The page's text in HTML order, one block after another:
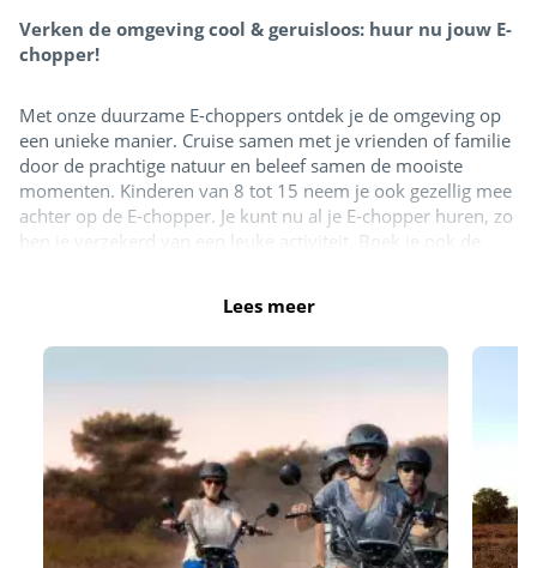
Verken de omgeving cool & geruisloos: huur nu jouw E-
chopper!
Met onze duurzame E-choppers ontdek je de omgeving op
een unieke manier. Cruise samen met je vrienden of familie
door de prachtige natuur en beleef samen de mooiste
momenten. Kinderen van 8 tot 15 neem je ook gezellig mee
achter op de E-chopper. Je kunt nu al je E-chopper huren, zo
ben je verzekerd van een leuke activiteit. Boek je ook de
of veranderde plannen. Ook heb je met onze glimlach
garantie geen eigen risico op per ongeluk opgelopen schade.
Boek nu direct:https://eurowheelz.eu/nl/locaties/siblu-
de-lente-van-drenthe/
E-Choppers
Lees meer